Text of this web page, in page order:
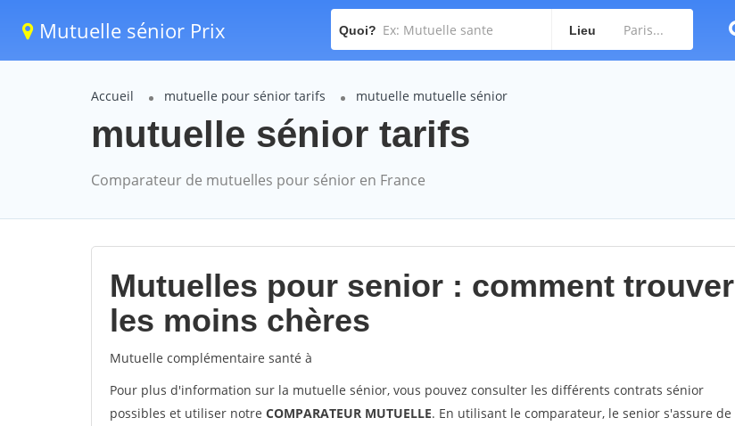
Mutuelle sénior Prix Quoi? Lieu
Accueil mutuelle pour sénior tarifs mutuelle mutuelle sénior
mutuelle sénior tarifs
Comparateur de mutuelles pour sénior en France
Mutuelles pour senior : comment trouver
les moins chères
Mutuelle complémentaire santé à
Pour plus d'information sur la mutuelle sénior, vous pouvez consulter les différents contrats sénior
possibles et utiliser notre COMPARATEUR MUTUELLE. En utilisant le comparateur, le senior s'assure de